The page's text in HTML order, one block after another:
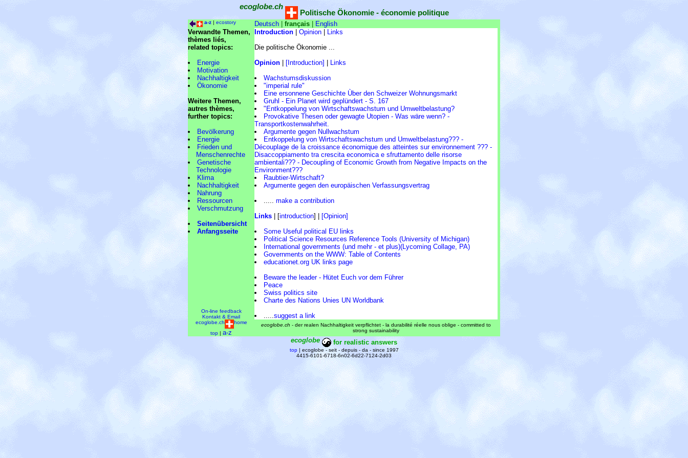
ecoglobe.ch
Politische Ökonomie - économie politique
a-z | ecostory Deutsch français
English
Verwandte Themen,
thèmes liés,
related topics:
Energie
Motivation
Nachhaltigkeit
Ökonomie
Weitere Themen,
autres thèmes,
further topics:
Bevölkerung
Energie
Frieden und
Menschenrechte
Genetische
Technologie
Klima
Nachhaltigkeit
Nahrung
Ressourcen
Verschmutzung
Seitenübersicht
Anfangsseite
Introduction Opinion
Links
Die politische Ökonomie ...
Opinion
[Introduction]
Links
Wachstumsdiskussion
"imperial rule"
Eine ersonnene Geschichte Ùber den Schweizer Wohnungsmarkt
Gruhl - Ein Planet wird geplündert - S. 167
"Entkoppelung von Wirtschaftswachstum und Umweltbelastung?
Provokative Thesen oder gewagte Utopien - Was wäre wenn? -
Transportkostenwahrheit.
Argumente gegen Nullwachstum
Entkoppelung von Wirtschaftswachstum und Umweltbelastung??? -
Découplage de la croissance économique des atteintes sur environnement ??? -
Disaccoppiamento tra crescita economica e sfruttamento delle risorse
ambientali??? - Decoupling of Economic Growth from Negative Impacts on the
Environment???
Raubtier-Wirtschaft?
Argumente gegen den europäischen Verfassungsvertrag
.....make a contribution
Links | [introduction] |
[Opinion]
Some Useful political EU links
Political Science Resources Reference Tools (University of Michigan)
International governments (und mehr - et plus)(Lycoming Collage, PA)
Governments on the WWW: Table of Contents
educationet.org UK links page
Beware the leader - Hütet Euch vor dem Führer
Peace
Swiss politics site
Charte des Nations Unies UN Worldbank
.....suggest a link
On-line feedback
Kontakt & Email
ecoglobe.ch
home
top | a-z
ecoglobe.ch - der realen Nachhaltigkeit verpflichtet - la durabilité réelle nous oblige - committed to
strong sustainability
ecoglobe for realistic answers
top| ecoglobe - seit - depuis - da - since 1997
4415-6101-6718-6n02-6d22-7124-2d03